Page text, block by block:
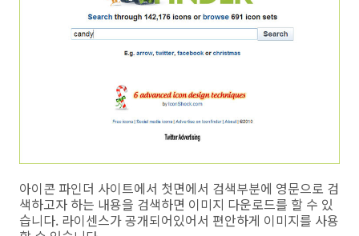
아이콘 파인더 사이트에서 첫면에서 검색부분에 영문으로 검
색하고자 하는 내용을 검색하면 이미지 다운로드를 할 수 있
습니다. 라이센스가 공개되어있어서 편안하게 이미지를 사용